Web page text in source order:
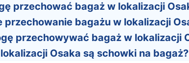
przechować bagaż w lokalizacji
przechowanie bagażu w lokalizacji
przechowywać bagaż w lokalizacji
Osaka są schowki na bagaż?